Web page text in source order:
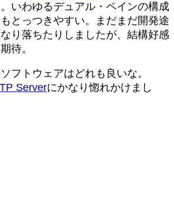
いわゆるデュアル・ペインの構成
とっつきやすい。まだまだ開発途
り落ちたりしましたが、結構好感
待。
フトウェアはどれも良いな。
Serverにかなり惚れかけまし